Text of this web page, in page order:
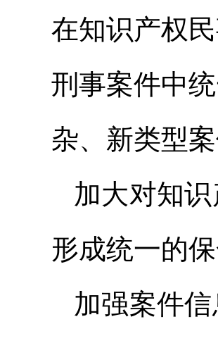
在知识产权
刑事案件中
杂、新类型
加大对知
形成统一的
加强案件